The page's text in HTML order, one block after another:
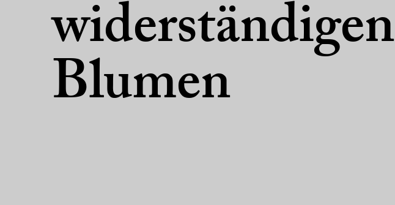
widerständigen
Blumen